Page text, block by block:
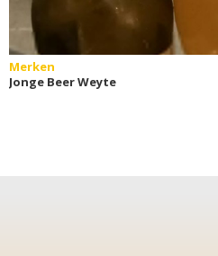
Merken
Jonge Beer Weyte